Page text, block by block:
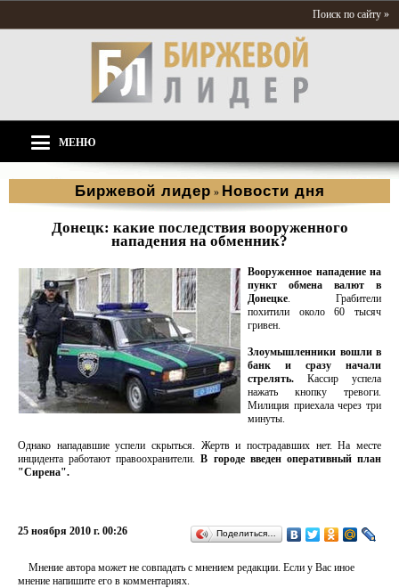
Поиск по сайту »
МЕНЮ
Биржевой лидер » Новости дня
Донецк: какие последствия вооруженного
нападения на обменник?
Вооруженное нападение на
пункт обмена валют в
Донецке. Грабители
похитили около 60 тысяч
гривен.
Злоумышленники вошли в
банк и сразу начали
стрелять. Кассир успела
нажать кнопку тревоги.
Милиция приехала через три
минуты.
Однако нападавшие успели скрыться. Жертв и пострадавших нет. На месте
инцидента работают правоохранители. В городе введен оперативный план
"Сирена".
25 ноября 2010 г. 00:26 Поделиться…
Мнение автора может не совпадать с мнением редакции. Если у Вас иное
мнение напишите его в комментариях.